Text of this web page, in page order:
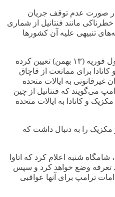
در صورت عدم توقف جریان
مانند فنتانیل از شماری
تنبیهی علیه آن کشورها
فوریه (۱۳ بهمن) تعیین کرده
برای ممانعت از قاچاق
غیرقانونی به ایالات متحده
می‌گویند که فنتانیل از چین
و کانادا به ایالات متحده
مکزیک را به دنبال داشت که
شنبه اعلام کرد که اتاوا
تعرفه وضع خواهد کرد و سپس
ترامپ برای آنها عواقبی